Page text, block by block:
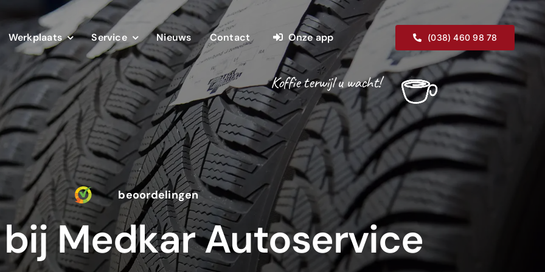
Werkplaats Service Nieuws Contact Onze app (038) 460 98 78
Koffie terwijl u wacht!
beoordelingen
Medkar Autoservice